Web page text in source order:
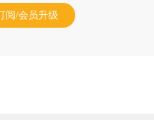
阅/会员升级